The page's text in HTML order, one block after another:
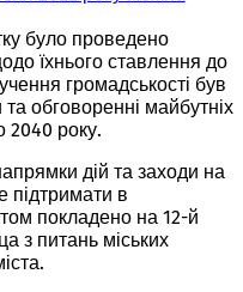
було проведено
їхнього ставлення до
громадськості був
обговоренні майбутніх
2040 року.
дій та заходи на
підтримати в
покладено на 12-й
з питань міських